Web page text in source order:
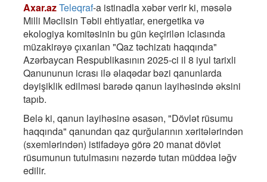
Axar.azTeleqraf-a istinadla xəbər verir ki, məsələ
Milli Məclisin Təbii ehtiyatlar, energetika və
ekologiya komitəsinin bu gün keçirilən iclasında
müzakirəyə çıxarılan "Qaz təchizatı haqqında"
Azərbaycan Respublikasının 2025-ci il 8 iyul tarixli
Qanununun icrası ilə əlaqədar bəzi qanunlarda
dəyişiklik edilməsi barədə qanun layihəsində əksini
tapıb.
Belə ki, qanun layihəsinə əsasən, "Dövlət rüsumu
haqqında" qanundan qaz qurğularının xəritələrindən
(sxemlərindən) istifadəyə görə 20 manat dövlət
rüsumunun tutulmasını nəzərdə tutan müddəa ləğv
edilir.